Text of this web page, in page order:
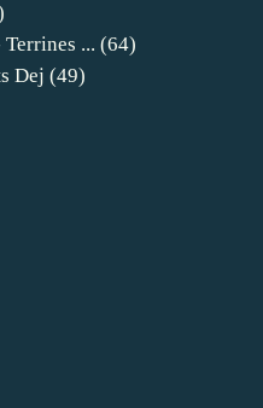
Terrines ... (64)
Dej (49)